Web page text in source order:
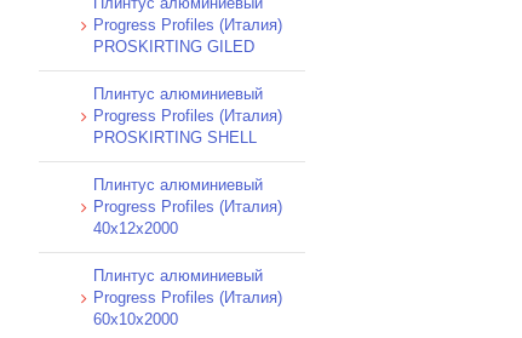
Progress Profiles (Италия)
PROSKIRTING GILED
Плинтус алюминиевый
Progress Profiles (Италия)
PROSKIRTING SHELL
Плинтус алюминиевый
Progress Profiles (Италия)
40х12х2000
Плинтус алюминиевый
Progress Profiles (Италия)
60х10х2000